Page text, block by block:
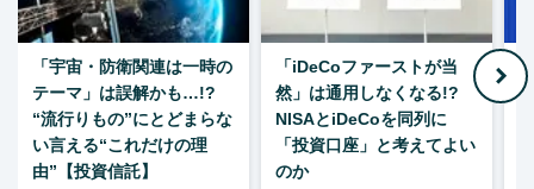
「宇宙・防衛関連は一時の
テーマ」は誤解かも…!?
“流行りもの”にとどまらな
い言える“これだけの理
由”【投資信託】
「iDeCoファーストが当
然」は通用しなくなる!?
NISAとiDeCoを同列に
「投資口座」と考えてよい
のか